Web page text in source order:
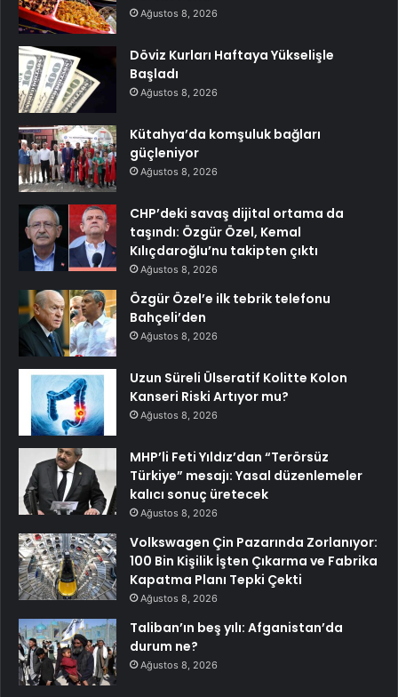
Ağustos 8, 2026
Döviz Kurları Haftaya Yükselişle
Başladı
Ağustos 8, 2026
Kütahya’da komşuluk bağları
güçleniyor
Ağustos 8, 2026
CHP’deki savaş dijital ortama da
taşındı: Özgür Özel, Kemal
Kılıçdaroğlu’nu takipten çıktı
Ağustos 8, 2026
Özgür Özel’e ilk tebrik telefonu
Bahçeli’den
Ağustos 8, 2026
Uzun Süreli Ülseratif Kolitte Kolon
Kanseri Riski Artıyor mu?
Ağustos 8, 2026
MHP’li Feti Yıldız’dan “Terörsüz
Türkiye” mesajı: Yasal düzenlemeler
kalıcı sonuç üretecek
Ağustos 8, 2026
Volkswagen Çin Pazarında Zorlanıyor:
100 Bin Kişilik İşten Çıkarma ve Fabrika
Kapatma Planı Tepki Çekti
Ağustos 8, 2026
Taliban’ın beş yılı: Afganistan’da
durum ne?
Ağustos 8, 2026